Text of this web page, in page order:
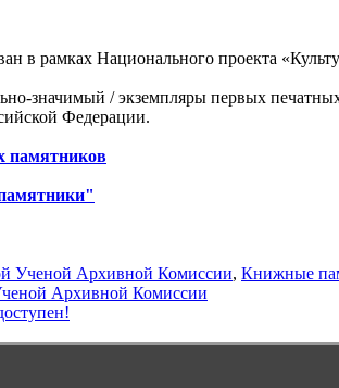
в рамках Национального проекта
значимый / экземпляры первых
Федерации.
памятников
Ученой Архивной Комиссии, Книжные
Архивной Комиссии